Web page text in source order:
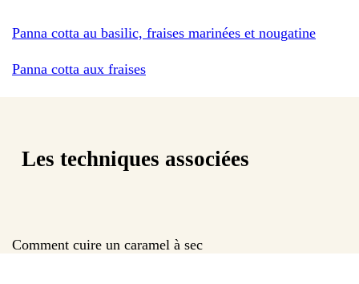
Panna cotta au basilic, fraises marinées et nougatine
Panna cotta aux fraises
Les techniques associées
Comment cuire un caramel à sec